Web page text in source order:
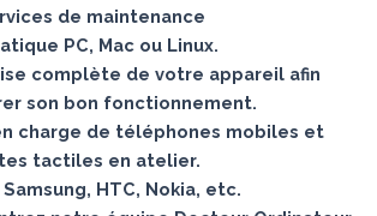
de maintenance
PC, Mac ou Linux.
complète de votre appareil afin
son bon fonctionnement.
charge de téléphones mobiles et
tactiles en atelier.
HTC, Nokia, etc.